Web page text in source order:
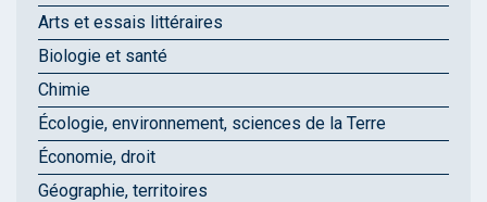
Arts et essais littéraires
Biologie et santé
Chimie
Écologie, environnement, sciences de la Terre
Économie, droit
Géographie, territoires